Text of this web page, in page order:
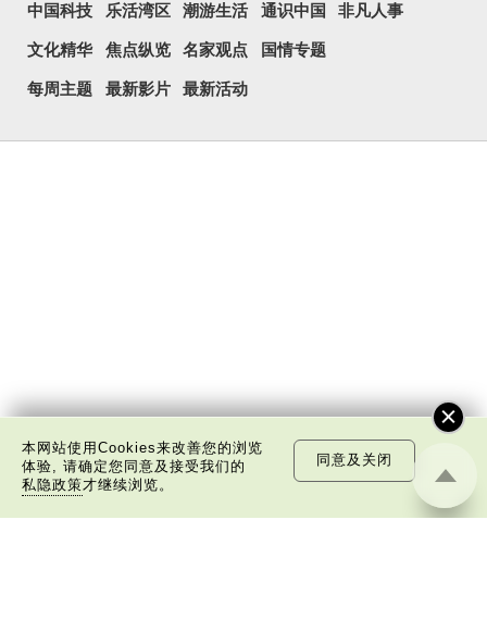
中国科技 乐活湾区 潮游生活 通识中国 非凡人事
文化精华 焦点纵览 名家观点 国情专题
每周主题 最新影片 最新活动
本网站使用Cookies来改善您的浏览
体验, 请确定您同意及接受我们的
私隐政策才继续浏览。
同意及关闭